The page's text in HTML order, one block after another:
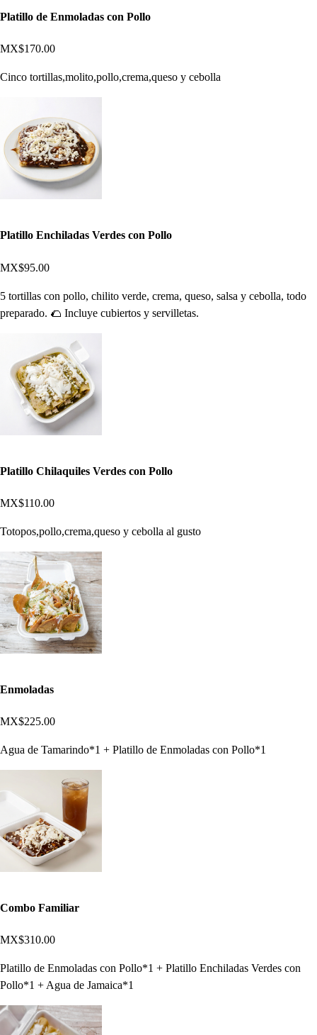
Platillo de Enmoladas con Pollo
MX$170.00
Cinco tortillas,molito,pollo,crema,queso y cebolla
Platillo Enchiladas Verdes con Pollo
MX$95.00
5 tortillas con pollo, chilito verde, crema, queso, salsa y cebolla, todo
preparado. 🌮 Incluye cubiertos y servilletas.
Platillo Chilaquiles Verdes con Pollo
MX$110.00
Totopos,pollo,crema,queso y cebolla al gusto
Enmoladas
MX$225.00
Agua de Tamarindo*1 + Platillo de Enmoladas con Pollo*1
Combo Familiar
MX$310.00
Platillo de Enmoladas con Pollo*1 + Platillo Enchiladas Verdes con
Pollo*1 + Agua de Jamaica*1